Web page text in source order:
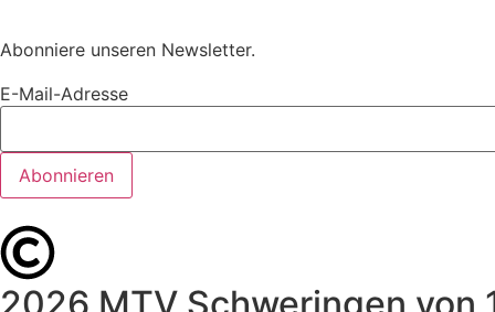
Abonniere unseren Newsletter.
E-Mail-Adresse